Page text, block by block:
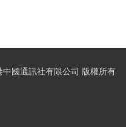
國通訊社有限公司 版權所有